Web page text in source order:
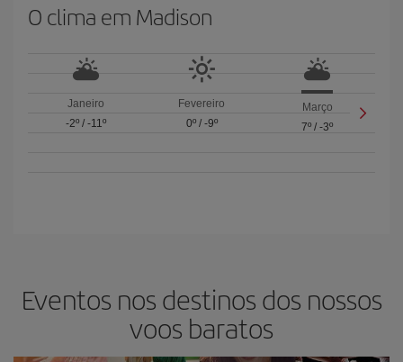
O clima em Madison
Janeiro
-2º/ -11º
Fevereiro
0º/ -9º
Março
7º /-3º
Eventos nos destinos dos nossos
voos baratos